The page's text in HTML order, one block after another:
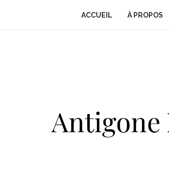
ACCUEIL À PROPOS